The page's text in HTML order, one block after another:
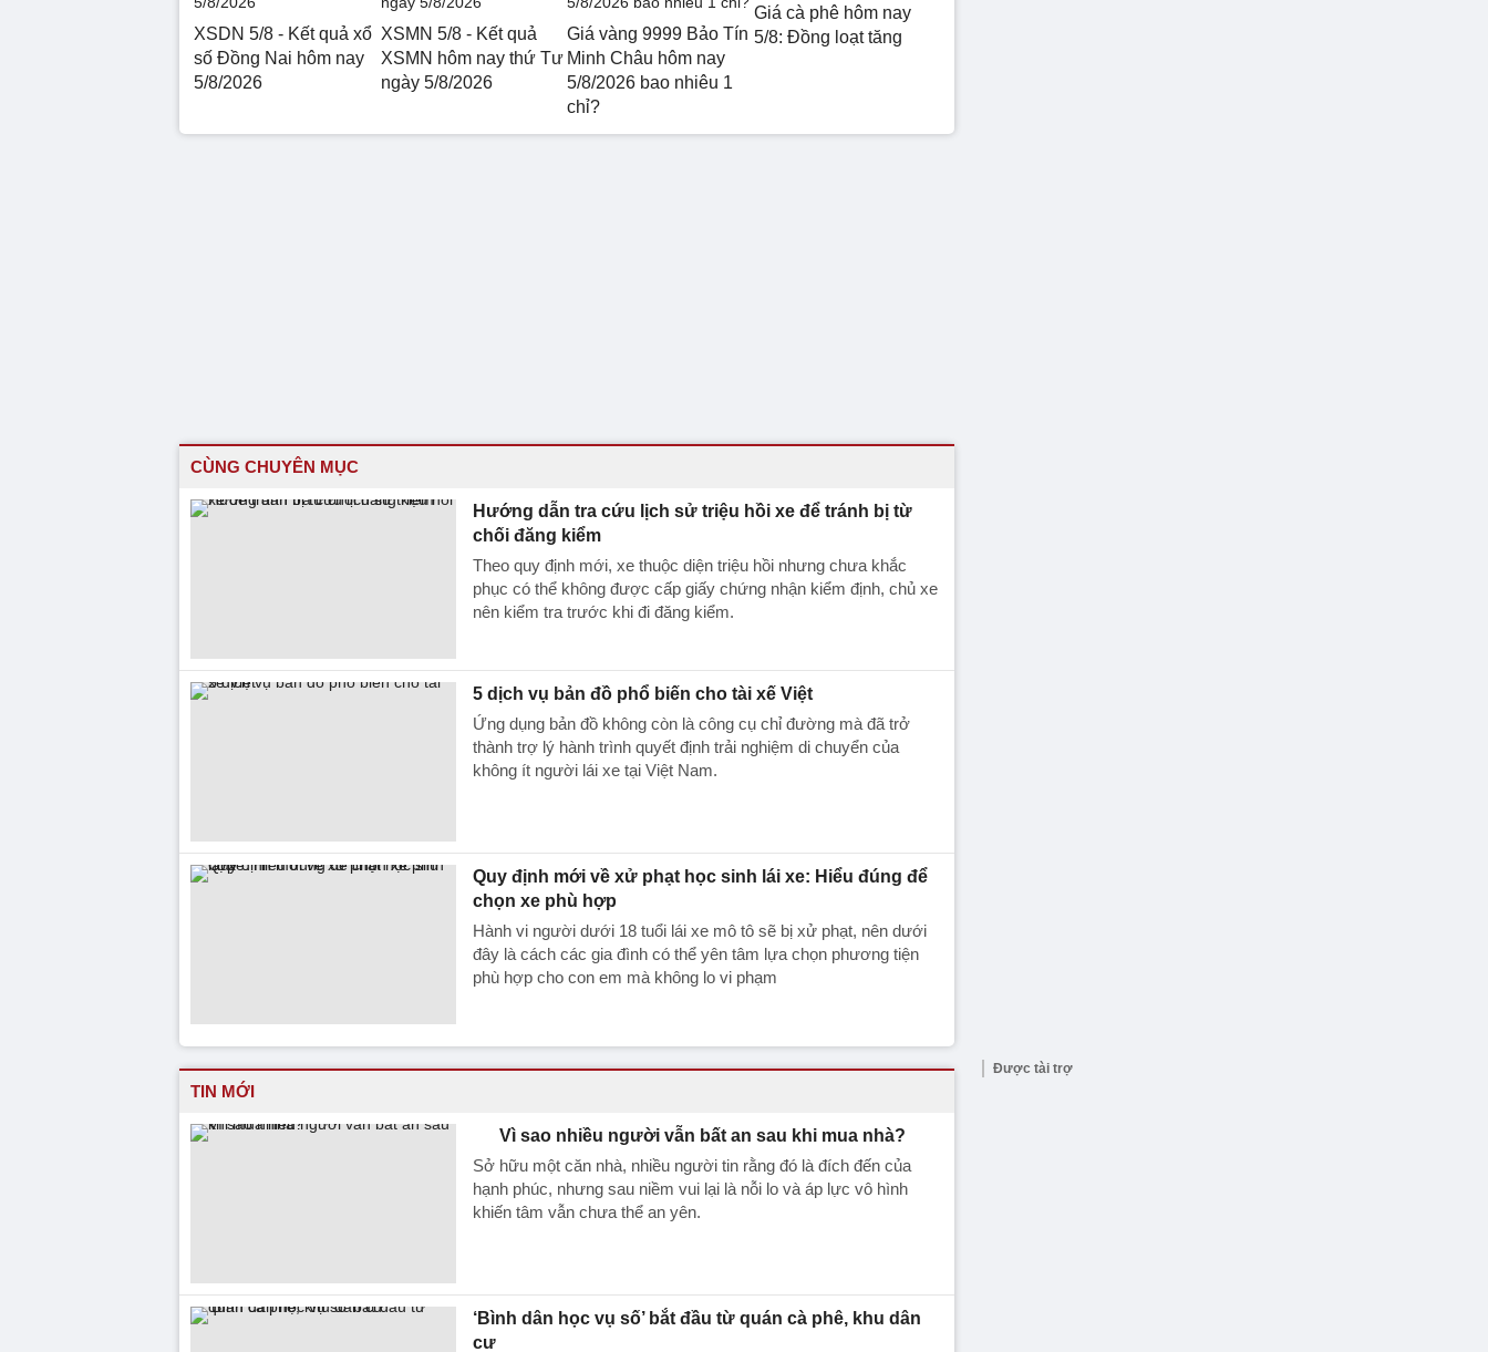
XSDN 5/8 - Kết quả xổ
số Đồng Nai hôm nay
5/8/2026
XSMN 5/8 - Kết quả
XSMN hôm nay thứ Tư
ngày 5/8/2026
Giá vàng 9999 Bảo Tín
Minh Châu hôm nay
5/8/2026 bao nhiêu 1
chỉ?
Giá cà phê hôm nay
5/8: Đồng loạt tăng
CÙNG CHUYÊN MỤC
Hướng dẫn tra cứu lịch sử triệu hồi xe để tránh bị từ
chối đăng kiểm
Theo quy định mới, xe thuộc diện triệu hồi nhưng chưa khắc
phục có thể không được cấp giấy chứng nhận kiểm định, chủ xe
nên kiểm tra trước khi đi đăng kiểm.
5 dịch vụ bản đồ phổ biến cho tài xế Việt
Ứng dụng bản đồ không còn là công cụ chỉ đường mà đã trở
thành trợ lý hành trình quyết định trải nghiệm di chuyển của
không ít người lái xe tại Việt Nam.
Quy định mới về xử phạt học sinh lái xe: Hiểu đúng để
chọn xe phù hợp
Hành vi người dưới 18 tuổi lái xe mô tô sẽ bị xử phạt, nên dưới
đây là cách các gia đình có thể yên tâm lựa chọn phương tiện
phù hợp cho con em mà không lo vi phạm
TIN MỚI
Vì sao nhiều người vẫn bất an sau khi mua nhà?
Sở hữu một căn nhà, nhiều người tin rằng đó là đích đến của
hạnh phúc, nhưng sau niềm vui lại là nỗi lo và áp lực vô hình
khiến tâm vẫn chưa thể an yên.
‘Bình dân học vụ số’ bắt đầu từ quán cà phê, khu dân
cư
Được tài trợ